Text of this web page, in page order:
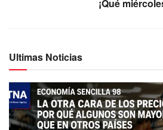
¡Qué
Ultimas Noticias